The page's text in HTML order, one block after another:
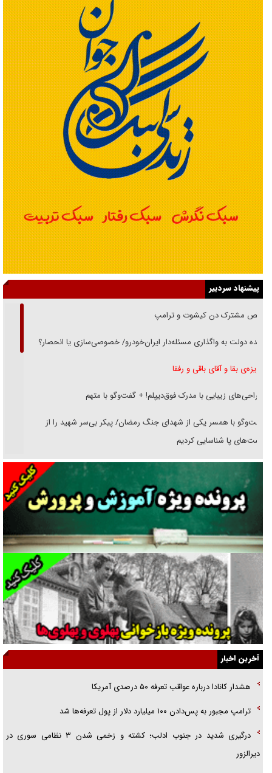
پیشنهاد سردبیر
رقص مشترک دن کیشوت و ترامپ
دنده دولت به واگذاری مسئله‌دار ایران‌خودرو/ خصوصی‌سازی یا انحصار؟
غریزه‌ی بقا و آقای باقی و رفقا
جراحی‌های زیبایی با مدرک فوق‌دیپلم! + گفت‌وگو با متهم
گفت‌وگو با همسر یکی از شهدای جنگ رمضان/ پیکر بی‌سر شهید را از
انگشت‌های پا شناسایی کردیم
نسلی که آنلاین الگو می‌گیرد
گفت‌وگو با آیت‌الله جاودان/ جفای مخالفان مکانت معنوی رهبر شهید را
ارتقا می‌داد
راننده مست به قانون می‌خندد
همه آقای دوربینی شده‌ایم!
قصه ناتمام سرویس مدارس
آیا مقاومت فلسطین خلع‌سلاح می‌شود؟
الگوی وحدت‌آفرین در ادراک سیاست خارجی
گفتگوی دکتر اخوان مدیرمسئول روزنامه جوان با برنامه تلویزیونی «نبرد
هرمز»
امام حسین (ع) کشته سیرت‌های عصر جاهلی شد
فریاد‌ها و ناله‌های دوستان مبارزدلم را آتش می‌زد
آخرین اخبار
هشدار کانادا درباره عواقب تعرفه ۵۰ درصدی آمریکا
ترامپ مجبور به پس‌دادن ۱۰۰ میلیارد دلار از پول تعرفه‌ها شد
درگیری شدید در جنوب ادلب؛ کشته و زخمی شدن ۳ نظامی سوری در
دیرالزور